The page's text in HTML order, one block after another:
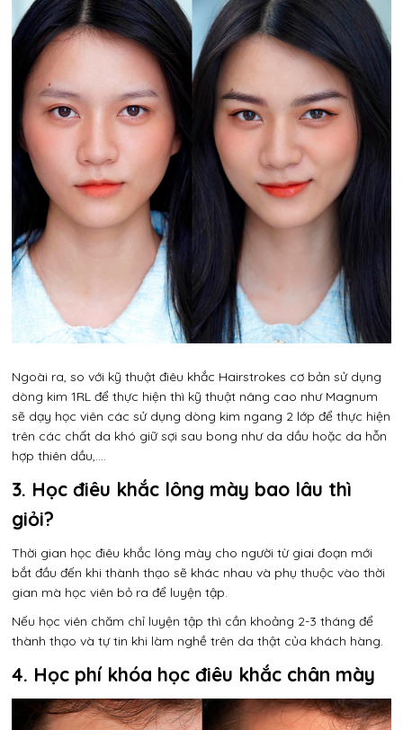
Ngoài ra, so với kỹ thuật điêu khắc Hairstrokes cơ bản sử dụng
dòng kim 1RL để thực hiện thì kỹ thuật nâng cao như Magnum
sẽ dạy học viên các sử dụng dòng kim ngang 2 lớp để thực hiện
trên các chất da khó giữ sợi sau bong như da dầu hoặc da hỗn
hợp thiên dầu,….
3. Học điêu khắc lông mày bao lâu thì
giỏi?
Thời gian học điêu khắc lông mày cho người từ giai đoạn mới
bắt đầu đến khi thành thạo sẽ khác nhau và phụ thuộc vào thời
gian mà học viên bỏ ra để luyện tập.
Nếu học viên chăm chỉ luyện tập thì cần khoảng 2-3 tháng để
thành thạo và tự tin khi làm nghề trên da thật của khách hàng.
4. Học phí khóa học điêu khắc chân mày